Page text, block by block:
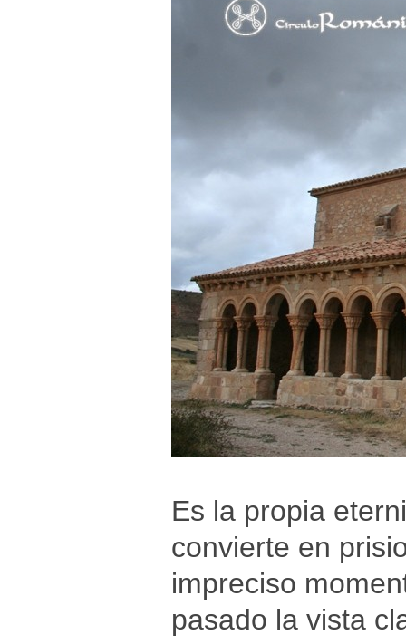
Es la propia
convierte en
impreciso
pasado la vista